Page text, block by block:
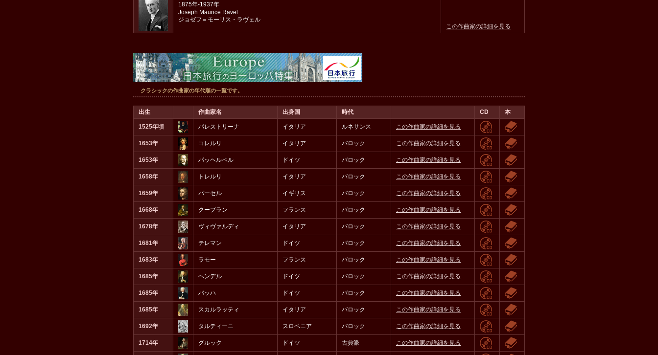
1875年-1937年
Joseph Maurice Ravel
ジョゼフ＝モーリス・ラヴェル
この作曲家の詳細を見る
クラシックの作曲家の年代順の一覧です。
出生 作曲家名 出身国 時代 CD 本
1525年頃 パレストリーナ イタリア ルネサンス この作曲家の詳細を見る
1653年 コレルリ イタリア バロック この作曲家の詳細を見る
1653年 パッヘルベル ドイツ バロック この作曲家の詳細を見る
1658年 トレルリ イタリア バロック この作曲家の詳細を見る
1659年 パーセル イギリス バロック この作曲家の詳細を見る
1668年 クープラン フランス バロック この作曲家の詳細を見る
1678年 ヴィヴァルディ イタリア バロック この作曲家の詳細を見る
1681年 テレマン ドイツ バロック この作曲家の詳細を見る
1683年 ラモー フランス バロック この作曲家の詳細を見る
1685年 ヘンデル ドイツ バロック この作曲家の詳細を見る
1685年 バッハ ドイツ バロック この作曲家の詳細を見る
1685年 スカルラッティ イタリア バロック この作曲家の詳細を見る
1692年 タルティーニ スロベニア バロック この作曲家の詳細を見る
1714年 グルック ドイツ 古典派 この作曲家の詳細を見る